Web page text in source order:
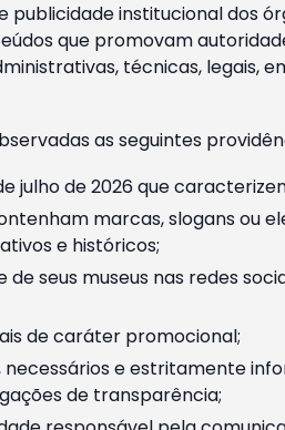
institucional dos
que promovam
técnicas, legais,
as seguintes
de 2026 que
marcas, slogans ou
e históricos;
seus museus nas redes
de caráter promocional;
e estritamente
de transparência;